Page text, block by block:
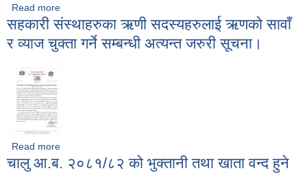
Read more
सबलिकरण कार्यक्रमका लागि आवेदन दिने सम्बन्धी सूचना।
सहकारी संस्थाहरुका ऋणी सदस्यहरुलाई ऋणको सावाँ
र व्याज चुक्ता गर्ने सम्बन्धी अत्यन्त जरुरी सूचना।
Read more
चुक्ता गर्ने सम्बन्धी अत्यन्त जरुरी सूचना।
चालु आ.ब. २०८१/८२ को भुक्तानी तथा खाता वन्द हुने